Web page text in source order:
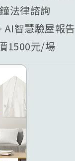
法律諮詢
AI智慧驗屋報告
1500元/場